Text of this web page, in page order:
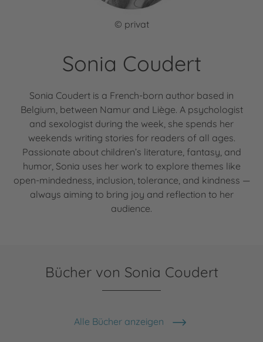
© privat
Sonia Coudert
Sonia Coudert is a French-born author based in
Belgium, between Namur and Liège. A psychologist
and sexologist during the week, she spends her
weekends writing stories for readers of all ages.
Passionate about children’s literature, fantasy, and
humor, Sonia uses her work to explore themes like
open-mindedness, inclusion, tolerance, and kindness —
always aiming to bring joy and reflection to her
audience.
Bücher von Sonia Coudert
Alle Bücher anzeigen